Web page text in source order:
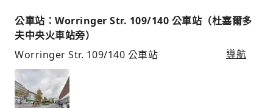
公車站：Worringer Str. 109/140 公車站（杜塞爾多
夫中央火車站旁）
Worringer Str. 109/140 公車站
導航